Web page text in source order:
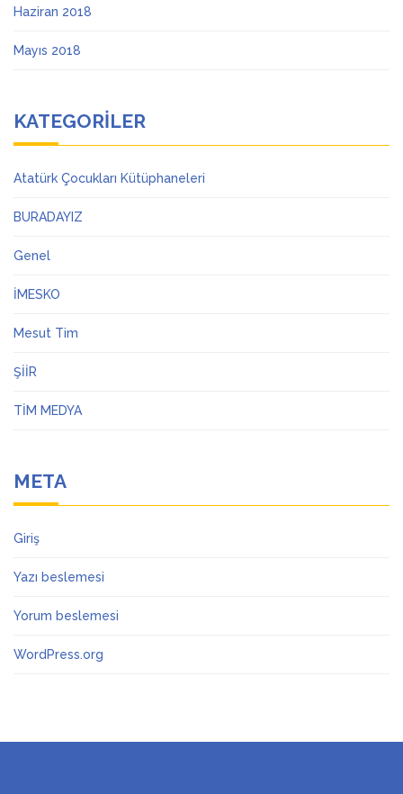
Haziran 2018
Mayıs 2018
KATEGORILER
Atatürk Çocukları Kütüphaneleri
BURADAYIZ
Genel
İMESKO
Mesut Tim
ŞİİR
TİM MEDYA
META
Giriş
Yazı beslemesi
Yorum beslemesi
WordPress.org